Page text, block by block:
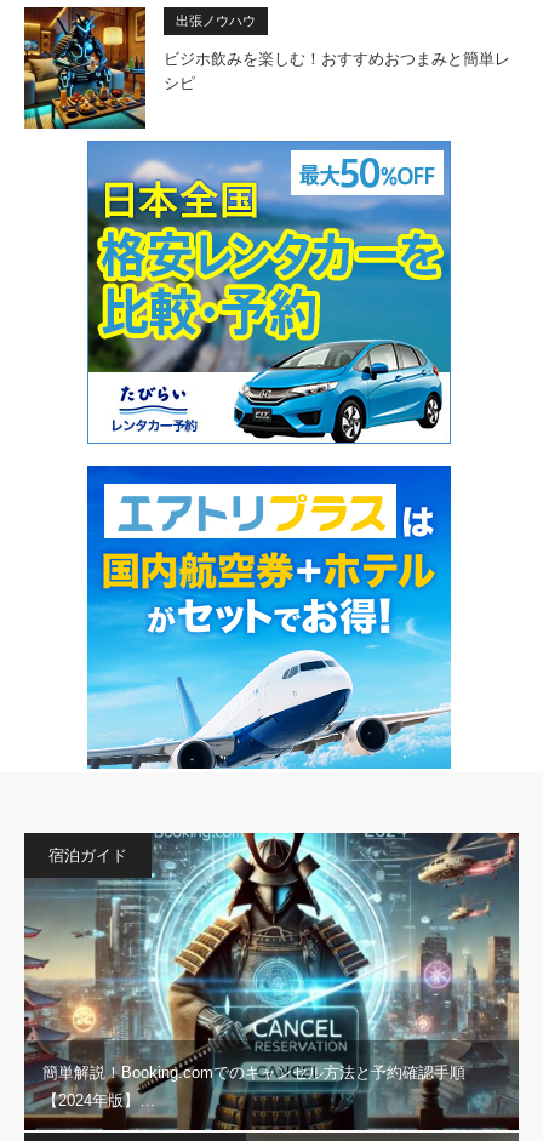
出張ノウハウ
ビジホ飲みを楽しむ！おすすめおつまみと簡単レ
シピ
宿泊ガイド
簡単解説！Booking.comでのキャンセル方法と予約確認手順
【2024年版】…